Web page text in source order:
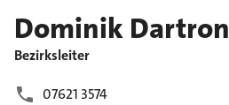
Dominik Dartron
Bezirksleiter
07621 3574